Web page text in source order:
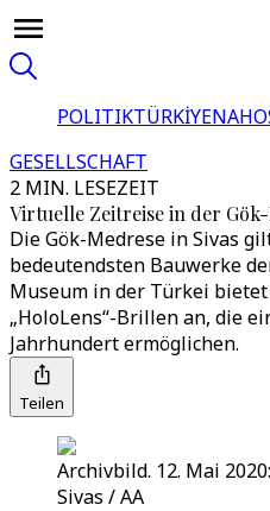
POLITIKTÜRKİYE
GESELLSCHAFT
2 MIN. LESEZEIT
Virtuelle Zeitreise in der
Die Gök-Medrese in Sivas
bedeutendsten Bauwerke
Museum in der Türkei
„HoloLens“-Brillen an, die
Jahrhundert ermöglichen.
Teilen
Archivbild. 12. Mai
Sivas / AA